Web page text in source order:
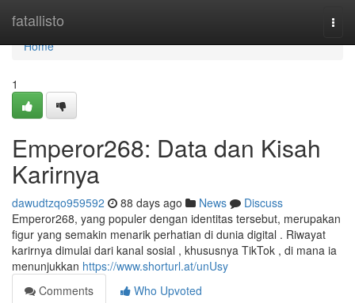
fatallisto
Home
Home
1
Emperor268: Data dan Kisah
Karirnya
dawudtzqo959592 88 days ago News
Discuss
Emperor268, yang populer dengan identitas tersebut, merupakan
figur yang semakin menarik perhatian di dunia digital . Riwayat
karirnya dimulai dari kanal sosial , khususnya TikTok , di mana ia
menunjukkan https://www.shorturl.at/unUsy
Comments
Who Upvoted